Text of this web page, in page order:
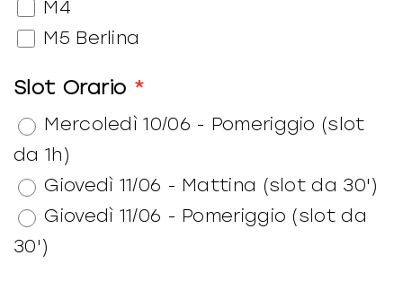
M4
M5 Berlina
Slot Orario
Mercoledì 10/06 - Pomeriggio (slot
da 1h)
Giovedì 11/06 - Mattina (slot da 30')
Giovedì 11/06 - Pomeriggio (slot da
30')